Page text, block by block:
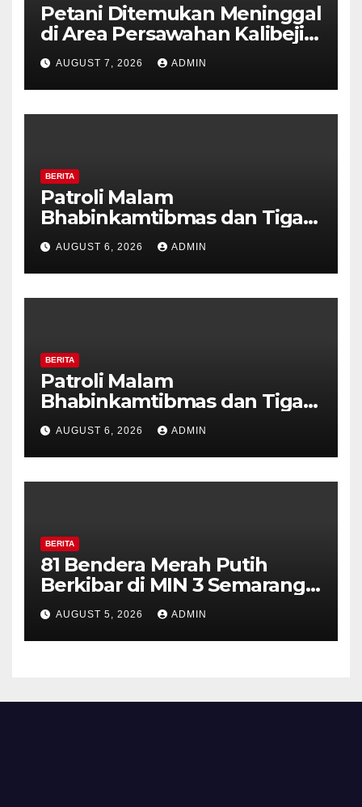
Petani Ditemukan Meninggal
di Area Persawahan Kalibeji,
Polisi Pastikan Tidak Ada
Tanda Kekerasan
AUGUST 7, 2026 ADMIN
BERITA
Patroli Malam
Bhabinkamtibmas dan Tiga
Pilar Kelurahan Ungaran
Perkuat Kamtibmas, Warga
Diajak Aktifkan Ronda
AUGUST 6, 2026 ADMIN
BERITA
Patroli Malam
Bhabinkamtibmas dan Tiga
Pilar Kelurahan Ungaran
Perkuat Kamtibmas, Warga
Diajak Aktifkan Ronda
AUGUST 6, 2026 ADMIN
BERITA
81 Bendera Merah Putih
Berkibar di MIN 3 Semarang,
Bhabinkamtibmas Desa
Timpik Hadiri Peringatan
HUT ke-81 Kemerdekaan RI
AUGUST 5, 2026 ADMIN